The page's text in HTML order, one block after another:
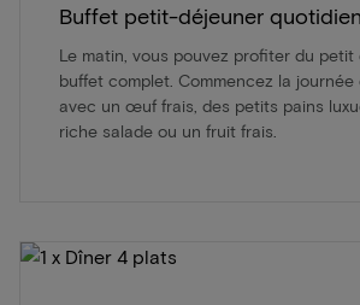
Buffet petit-déjeuner quotidien
Le matin, vous pouvez profiter du petit
buffet complet. Commencez la journée
avec un œuf frais, des petits pains
riche salade ou un fruit frais.